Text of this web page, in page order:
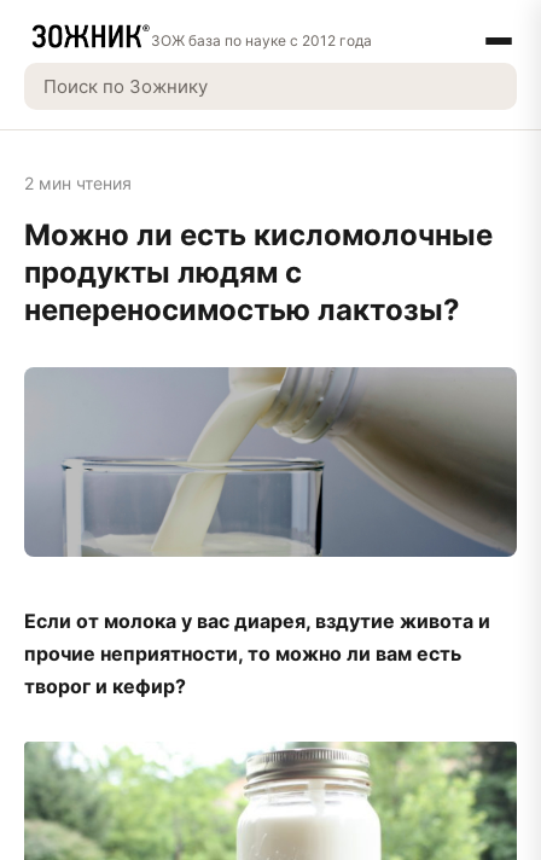
ЗОЖ база по науке с 2012 года
2 мин чтения
Можно ли есть кисломолочные
продукты людям с
непереносимостью лактозы?
Если от молока у вас диарея, вздутие живота и
прочие неприятности, то можно ли вам есть
творог и кефир?